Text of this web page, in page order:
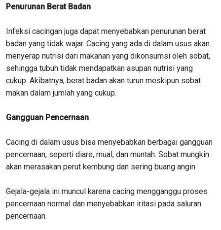
Penurunan Berat Badan
Infeksi cacingan juga dapat menyebabkan penurunan berat
badan yang tidak wajar. Cacing yang ada di dalam usus akan
menyerap nutrisi dari makanan yang dikonsumsi oleh sobat,
sehingga tubuh tidak mendapatkan asupan nutrisi yang
cukup. Akibatnya, berat badan akan turun meskipun sobat
makan dalam jumlah yang cukup.
Gangguan Pencernaan
Cacing di dalam usus bisa menyebabkan berbagai gangguan
pencernaan, seperti diare, mual, dan muntah. Sobat mungkin
akan merasakan perut kembung dan sering buang angin.
Gejala-gejala ini muncul karena cacing mengganggu proses
pencernaan normal dan menyebabkan iritasi pada saluran
pencernaan.